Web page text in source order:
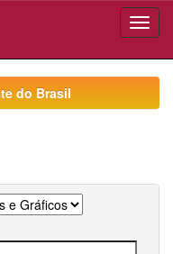
do Brasil